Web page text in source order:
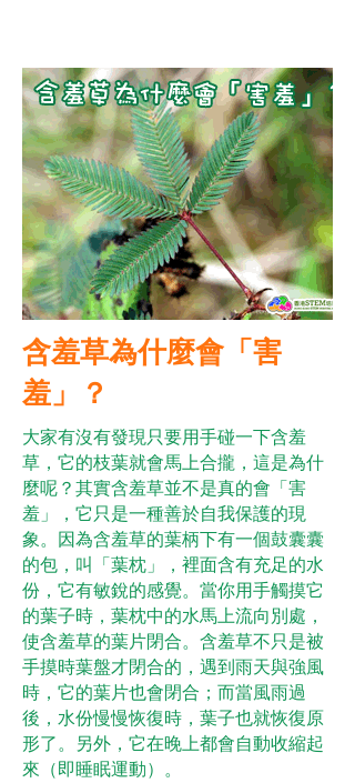
含羞草為什麼會「害
羞」？
大家有沒有發現只要用手碰一下含羞
草，它的枝葉就會馬上合攏，這是為什
麼呢？其實含羞草並不是真的會「害
羞」，它只是一種善於自我保護的現
象。因為含羞草的葉柄下有一個鼓囊囊
的包，叫「葉枕」，裡面含有充足的水
份，它有敏銳的感覺。當你用手觸摸它
的葉子時，葉枕中的水馬上流向別處，
使含羞草的葉片閉合。含羞草不只是被
手摸時葉盤才閉合的，遇到雨天與強風
時，它的葉片也會閉合；而當風雨過
後，水份慢慢恢復時，葉子也就恢復原
形了。另外，它在晚上都會自動收縮起
來（即睡眠運動）。